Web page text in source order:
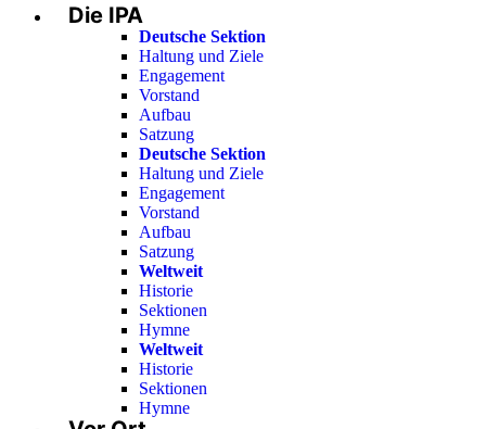
Menu
Die IPA
Deutsche Sektion
Haltung und Ziele
Engagement
Vorstand
Aufbau
Satzung
Deutsche Sektion
Haltung und Ziele
Engagement
Vorstand
Aufbau
Satzung
Weltweit
Historie
Sektionen
Hymne
Weltweit
Historie
Sektionen
Hymne